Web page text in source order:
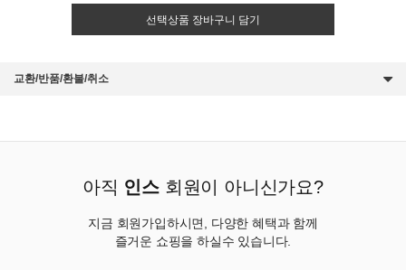
선택상품 장바구니 담기
교환/반품/환불/취소
아직 인스 회원이 아니신가요?
지금 회원가입하시면, 다양한 혜택과 함께
즐거운 쇼핑을 하실수 있습니다.